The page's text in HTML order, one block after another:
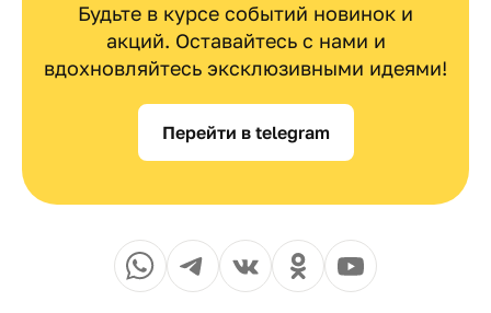
Будьте в курсе событий новинок и
акций. Оставайтесь с нами и
вдохновляйтесь эксклюзивными идеями!
Перейти в telegram